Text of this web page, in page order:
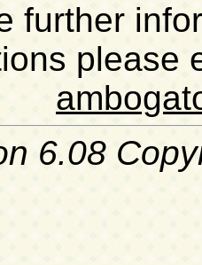
further
please
6.08